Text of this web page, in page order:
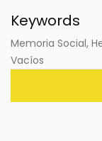
Keywords
Memoria Social,
Vacíos